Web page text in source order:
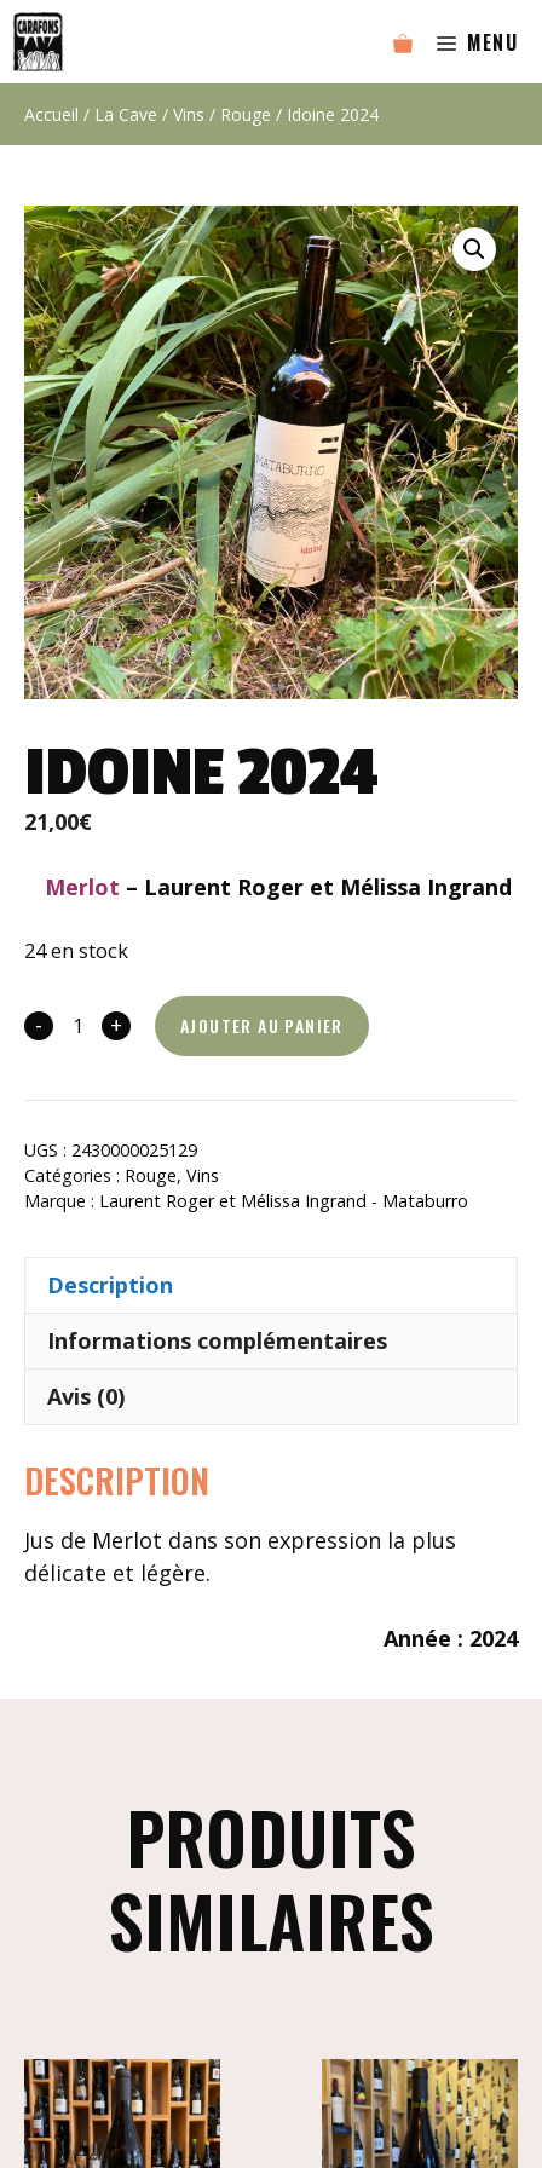
Aller
au
contenu
MENU
Accueil / La Cave / Vins / Rouge / Idoine 2024
IDOINE 2024
21,00€
Merlot – Laurent Roger et Mélissa Ingrand
24 en stock
-
quantité
Idoine
2024
+ AJOUTER AU PANIER
UGS : 2430000025129
Catégories : Rouge, Vins
Marque : Laurent Roger et Mélissa Ingrand - Mataburro
Description
Informations complémentaires
Avis (0)
DESCRIPTION
Jus de Merlot dans son expression la plus
délicate et légère.
Année : 2024
PRODUITS
SIMILAIRES